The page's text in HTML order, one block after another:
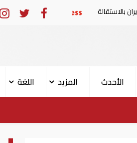
السعودية تعلن إصابة 11 مدنيا في هجوم حوثي على نجران
الأحدث المزيد
اللغة